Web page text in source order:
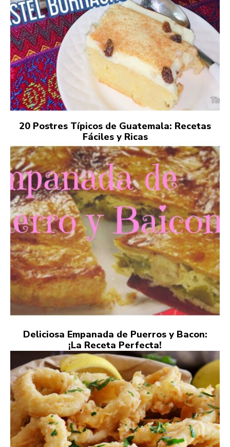
20 Postres Típicos de Guatemala: Recetas
Fáciles y Ricas
Deliciosa Empanada de Puerros y Bacon:
¡La Receta Perfecta!